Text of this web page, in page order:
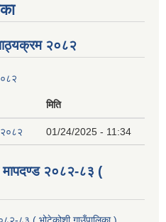
२०८२
मिति
२०८२ 01/24/2025 - 11:34
मापदण्ड २०८२-८३ (